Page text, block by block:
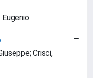
Eugenio
Crisci,